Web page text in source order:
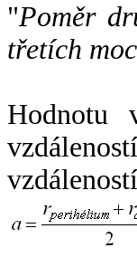
"Poměr
třetích
Hodnotu